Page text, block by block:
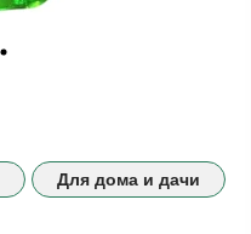
Для дома и дачи